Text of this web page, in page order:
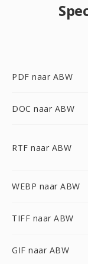
PDF naar ABW
DOC naar ABW
RTF naar ABW
WEBP naar ABW
TIFF naar ABW
GIF naar ABW